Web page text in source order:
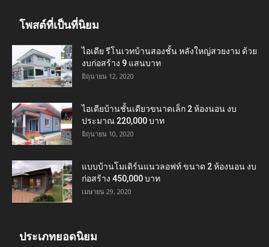
โพสต์ที่เป็นที่นิยม
ไอเดีย รีโนเวทบ้านสองชั้น หลังใหญ่สวยงาม ด้วย
งบก่อสร้าง 9 แสนบาท
มิถุนายน 12, 2020
ไอเดียบ้านชั้นเดียวขนาดเล็ก 2 ห้องนอน งบ
ประมาณ 220,000 บาท
มิถุนายน 10, 2020
แบบบ้านโมเดิร์นแนวลอฟท์ ขนาด 2 ห้องนอน งบ
ก่อสร้าง 450,000 บาท
เมษายน 29, 2020
ประเภทยอดนิยม